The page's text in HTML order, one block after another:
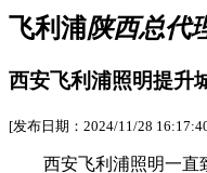
飞利浦陕西总代
西安飞利浦照明提升
[发布日期：2024/11/28
西安飞利浦照明一直